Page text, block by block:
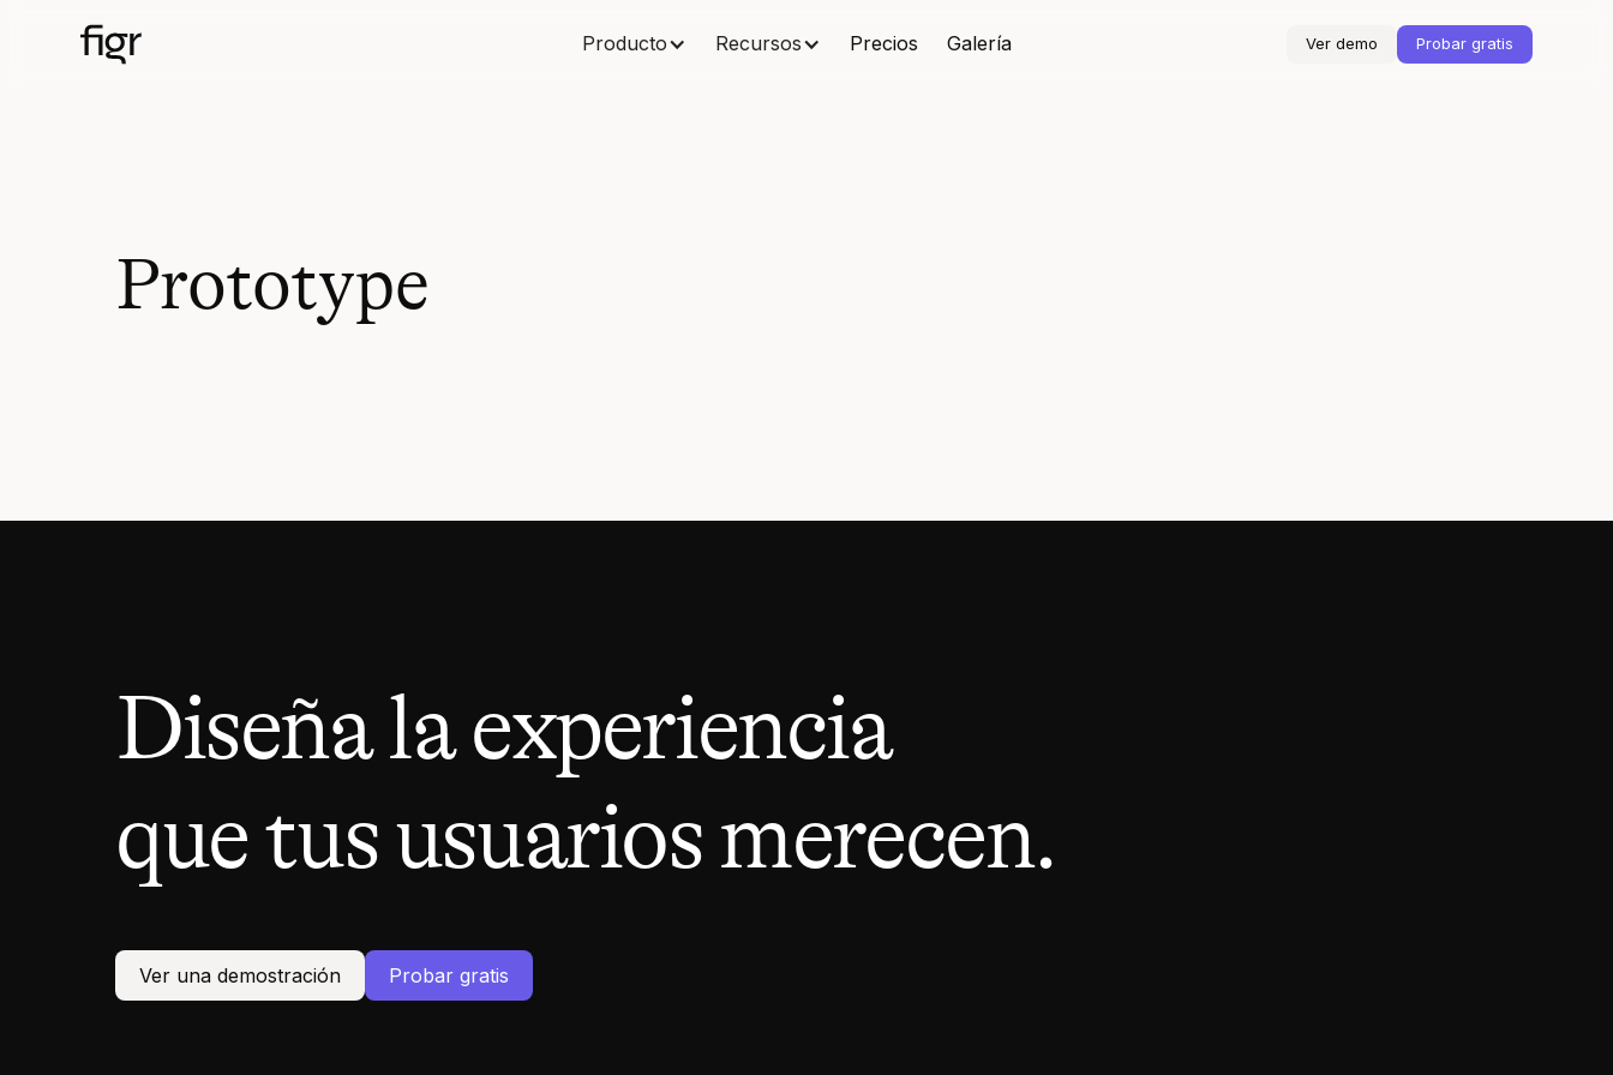
Producto Recursos Precios Galería Ver demo Probar gratis
Prototype
Diseña la experiencia
que tus usuarios merecen.
Ver una demostración Probar gratis